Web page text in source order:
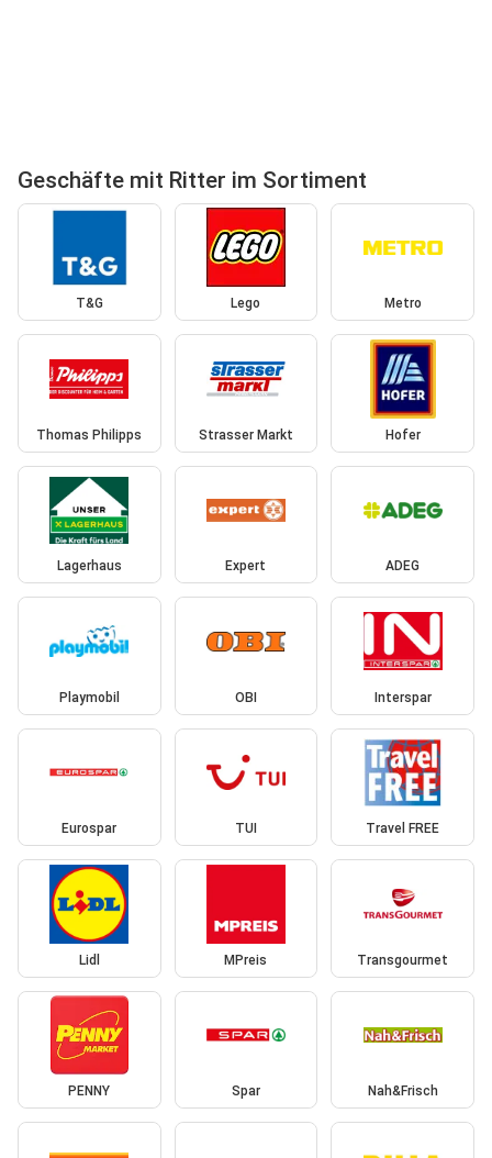
Geschäfte mit Ritter im Sortiment
T&G Lego Metro
Thomas Philipps Strasser Markt Hofer
Lagerhaus Expert ADEG
Playmobil OBI Interspar
Eurospar TUI Travel FREE
Lidl MPreis Transgourmet
PENNY Spar Nah&Frisch